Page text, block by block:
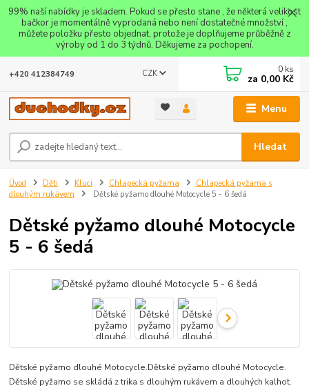
99% naší nabídky je skladem. Pokud se přesto stane , že některá velikost
bačkor je momentálně vyprodaná nebo není dostatečné množství ,
můžete položku přesto objednat, protože je doplňujeme průběžně z
výroby od 1 do 3 týdnů. Děkujeme za pochopení.
Menu
CZK
Hledat
+420 412384749 0 ks
za 0,00 Kč
Úvod Děti Kluci Chlapecká pyžama
Chlapecká pyžama s
dlouhým rukávem
Dětské pyžamo dlouhé Motocycle 5 - 6 šedá
Dětské pyžamo dlouhé Motocycle
5 - 6 šedá
Dětské pyžamo dlouhé Motocycle.Dětské pyžamo dlouhé Motocycle.
Dětské pyžamo se skládá z trika s dlouhým rukávem a dlouhých kalhot.